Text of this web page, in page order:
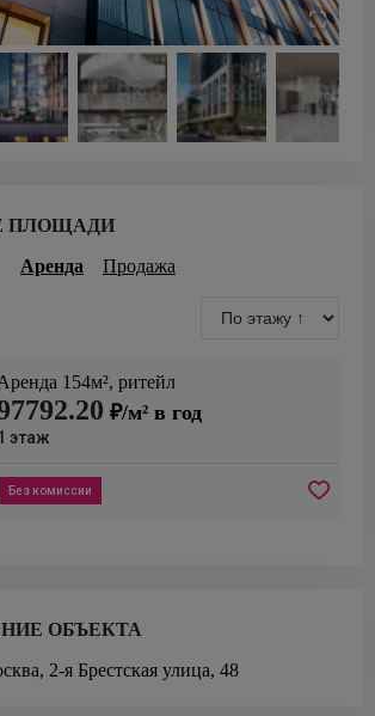
ПЛОЩАДИ
Аренда
Продажа
154м², ритейл
₽/м² в год
этаж
Без комиссии
ОБЪЕКТА
2-я Брестская улица, 48